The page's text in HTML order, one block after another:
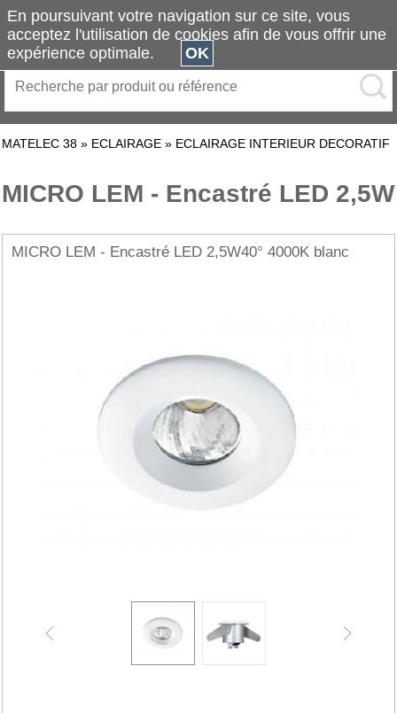
MATELEC 38 » ECLAIRAGE » ECLAIRAGE INTERIEUR DECORATIF
MICRO LEM - Encastré LED 2,5W
MICRO LEM - Encastré LED 2,5W40° 4000K blanc
En poursuivant votre navigation sur ce site, vous
acceptez l'utilisation de cookies afin de vous offrir une
expérience optimale.
OK